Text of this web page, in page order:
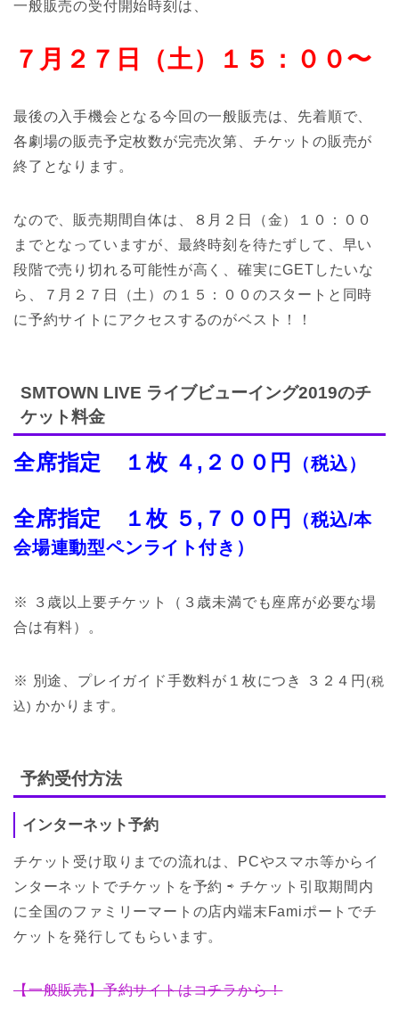
一般販売の受付開始時刻は、
７月２７日（土）１５：００〜
最後の入手機会となる今回の一般販売は、先着順で、
各劇場の販売予定枚数が完売次第、チケットの販売が
終了となります。
なので、販売期間自体は、８月２日（金）１０：００
までとなっていますが、最終時刻を待たずして、早い
段階で売り切れる可能性が高く、確実にGETしたいな
ら、７月２７日（土）の１５：００のスタートと同時
に予約サイトにアクセスするのがベスト！！
SMTOWN LIVE ライブビューイング2019のチ
ケット料金
全席指定 １枚 ４,２００円 （税込）
全席指定 １枚 ５,７００円
（税込/本
会場連動型ペンライト付き）
※ ３歳以上要チケット（３歳未満でも座席が必要な場
合は有料）。
※ 別途、プレイガイド手数料が１枚につき ３２４円 (税
込) かかります。
予約受付方法
インターネット予約
チケット受け取りまでの流れは、PCやスマホ等からイ
ンターネットでチケットを予約 ⇨ チケット引取期間内
に全国のファミリーマートの店内端末Famiポートでチ
ケットを発行してもらいます。
【一般販売】予約サイトはコチラから！